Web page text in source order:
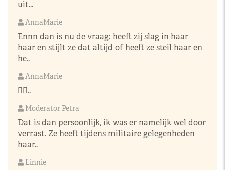
uit...
AnnaMarie
Ennn dan is nu de vraag: heeft zij slag in haar
haar en stijlt ze dat altijd of heeft ze steil haar en
he..
AnnaMarie
👌🏼..
Moderator Petra
Dat is dan persoonlijk, ik was er namelijk wel door
verrast. Ze heeft tijdens militaire gelegenheden
haar..
Linnie